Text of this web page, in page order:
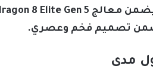
ضمن تصميم فخم وعصري.